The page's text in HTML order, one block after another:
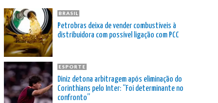
BRASIL
Petrobras deixa de vender combustíveis à
distribuidora com possível ligação com PCC
ESPORTE
Diniz detona arbitragem após eliminação do
Corinthians pelo Inter: “Foi determinante no
confronto”